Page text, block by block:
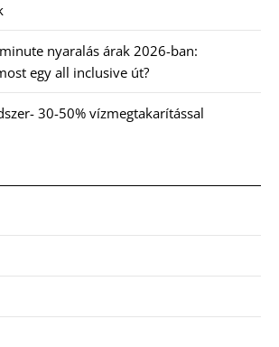
nyaralás árak 2026-ban:
egy all inclusive út?
30-50% vízmegtakarítással